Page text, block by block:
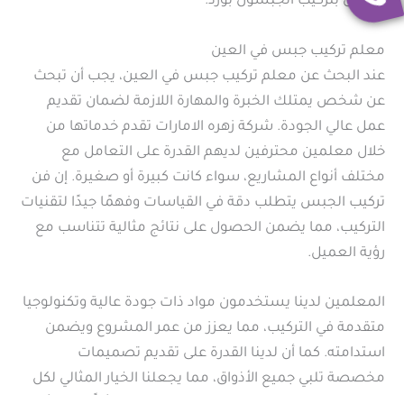
معلم تركيب جبس في العين
عند البحث عن معلم تركيب جبس في العين، يجب أن تبحث
عن شخص يمتلك الخبرة والمهارة اللازمة لضمان تقديم
عمل عالي الجودة. شركة زهره الامارات تقدم خدماتها من
خلال معلمين محترفين لديهم القدرة على التعامل مع
مختلف أنواع المشاريع، سواء كانت كبيرة أو صغيرة. إن فن
تركيب الجبس يتطلب دقة في القياسات وفهمًا جيدًا لتقنيات
التركيب، مما يضمن الحصول على نتائج مثالية تتناسب مع
رؤية العميل.
المعلمين لدينا يستخدمون مواد ذات جودة عالية وتكنولوجيا
متقدمة في التركيب، مما يعزز من عمر المشروع ويضمن
استدامته. كما أن لدينا القدرة على تقديم تصميمات
مخصصة تلبي جميع الأذواق، مما يجعلنا الخيار المثالي لكل